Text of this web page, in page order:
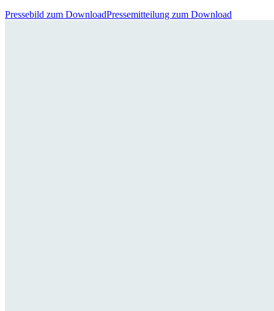
Pressebild zum DownloadPressemitteilung zum Download